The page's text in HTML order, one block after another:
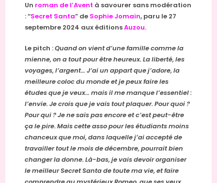
Un roman de l’Avent à savourer sans modération
: “Secret Santa” de Sophie Jomain, paru le 27
septembre 2024 aux éditionsAuzou.
Le pitch :Quand on vient d’une famille comme la
mienne, on a tout pour être heureux. La liberté, les
voyages, l’argent… J’ai un appart que j’adore, la
meilleure coloc du monde et je peux faire les
études que je veux… mais il me manque l’essentiel :
l’envie. Je crois que je vais tout plaquer. Pour quoi ?
Pour qui ? Je ne sais pas encore et c’est peut-être
ça le pire. Mais cette asso pour les étudiants moins
chanceux que moi, dans laquelle j’ai accepté de
travailler tout le mois de décembre, pourrait bien
changer la donne. Là-bas, je vais devoir organiser
le meilleur Secret Santa de toute ma vie, et faire